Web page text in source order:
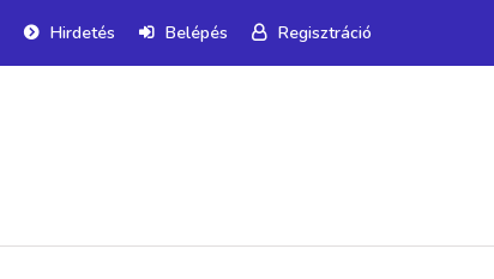
Regisztráció
Belépés
Hirdetés